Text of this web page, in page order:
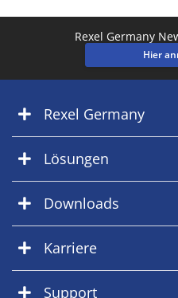
Rexel Germany
Hier
Rexel Germany
Lösungen
Downloads
Karriere
Support